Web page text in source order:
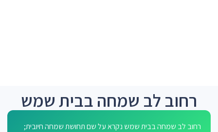
רחוב לב שמחה בבית שמש
רחוב לב שמחה בבית שמש נקרא על שם תחושת שמחה חיובית;